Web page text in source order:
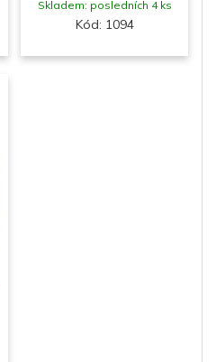
Skladem: posledních 4 ks
Kód: 1094